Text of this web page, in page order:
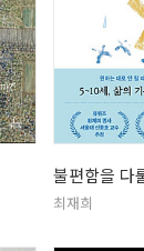
불편함을 다
최재희